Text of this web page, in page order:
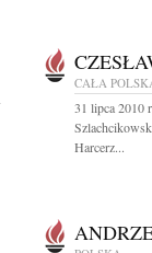
CAŁA
31 lipca 2010
Harcerz...